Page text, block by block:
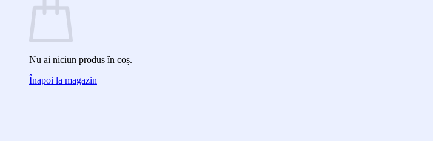
Nu ai niciun produs în coș.
Înapoi la magazin